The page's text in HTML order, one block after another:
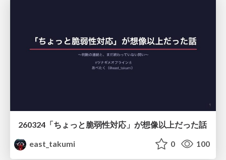
260324「ちょっと脆弱性対応」が想像以上だった話
east_takumi
0 100